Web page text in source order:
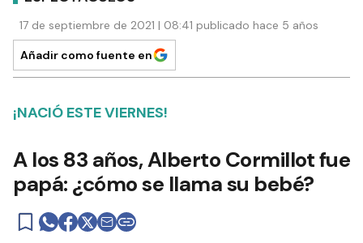
17 de septiembre de 2021 | 08:41 publicado hace 5 años
Añadir como fuente en
¡NACIÓ ESTE VIERNES!
A los 83 años, Alberto Cormillot fue
papá: ¿cómo se llama su bebé?